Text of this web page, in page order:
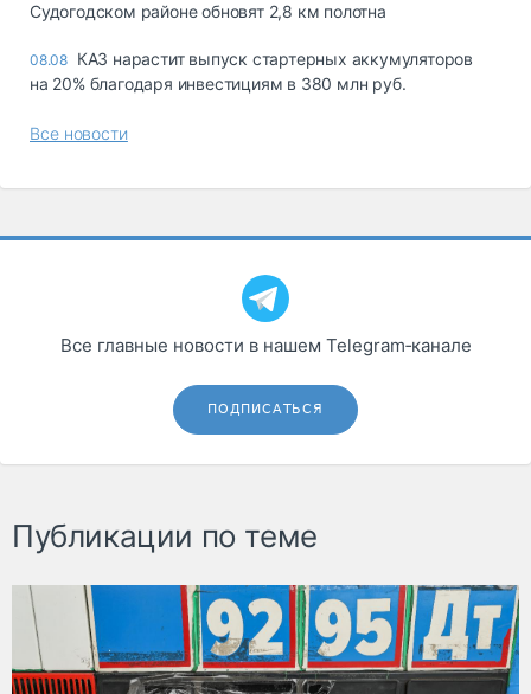
Судогодском районе обновят 2,8 км полотна
08.08 КАЗ нарастит выпуск стартерных аккумуляторов
на 20% благодаря инвестициям в 380 млн руб.
Все новости
Все главные новости в нашем Telegram‑канале
ПОДПИСАТЬСЯ
Публикации по теме